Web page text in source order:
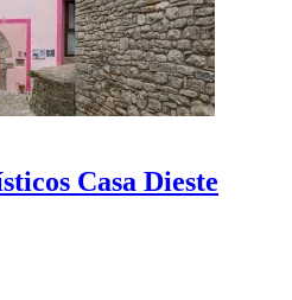
Casa Dieste